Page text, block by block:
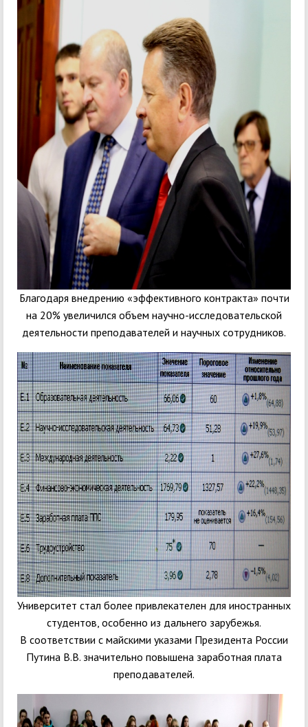
Благодаря внедрению «эффективного контракта» почти
на 20% увеличился объем научно-исследовательской
деятельности преподавателей и научных сотрудников.
Университет стал более привлекателен для иностранных
студентов, особенно из дальнего зарубежья.
В соответствии с майскими указами Президента России
Путина В.В. значительно повышена заработная плата
преподавателей.